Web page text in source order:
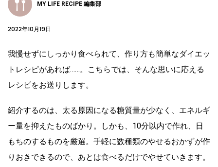
MY LIFE RECIPE 編集部
2022年10月19日
我慢せずにしっかり食べられて、作り方も簡単なダイエッ
トレシピがあれば……。こちらでは、そんな思いに応える
レシピをお送りします。
紹介するのは、太る原因になる糖質量が少なく、エネルギ
ー量を抑えたものばかり。しかも、10分以内で作れ、日
もちのするものを厳選。手軽に数種類のやせるおかずが作
りおきできるので、あとは食べるだけでやせていきます。